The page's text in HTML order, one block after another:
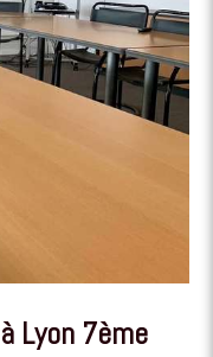
Lyon 7ème